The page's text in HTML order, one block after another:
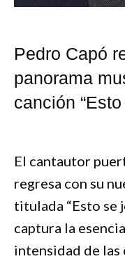
Pedro Capó
panorama
canción
El cantautor
regresa con su
titulada “Esto se
captura la
intensidad de las